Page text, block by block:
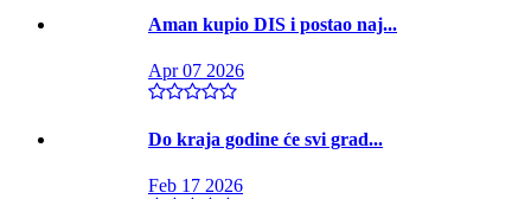
Aman kupio DIS i postao naj...
Apr 07 2026
Do kraja godine će svi grad...
Feb 17 2026